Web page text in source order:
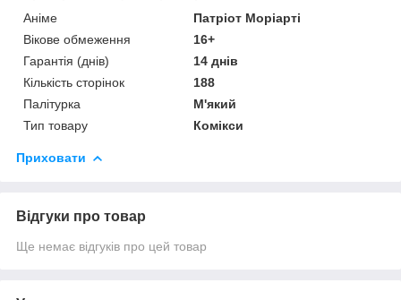
Аніме
Патріот Моріарті
Вікове обмеження
16+
Гарантія (днів)
14 днів
Кількість сторінок
188
Палітурка
М'який
Тип товару
Комікси
Приховати
Відгуки про товар
Ще немає відгуків про цей товар